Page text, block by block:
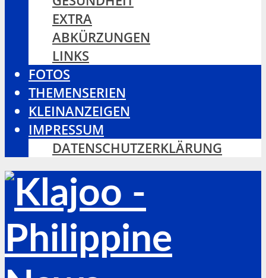
EXTRA
ABKÜRZUNGEN
LINKS
FOTOS
THEMENSERIEN
KLEINANZEIGEN
IMPRESSUM
DATENSCHUTZERKLÄRUNG